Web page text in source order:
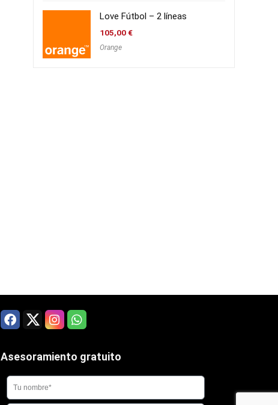
Love Fútbol – 2 líneas
105,00€
Orange
Asesoramiento gratuito